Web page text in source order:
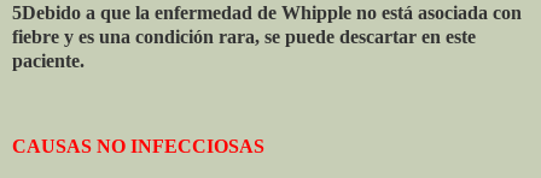
5Debido a que la enfermedad de Whipple no está asociada con
fiebre y es una condición rara, se puede descartar en este
paciente.
CAUSAS NO INFECCIOSAS